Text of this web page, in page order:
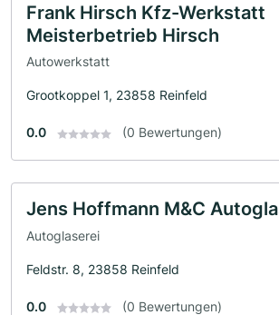
Frank Hirsch Kfz-Werkstatt
Meisterbetrieb Hirsch
Autowerkstatt
Grootkoppel 1, 23858 Reinfeld
0.0 (0 Bewertungen)
Jens Hoffmann M&C
Autoglaserei
Feldstr. 8, 23858 Reinfeld
0.0 (0 Bewertungen)